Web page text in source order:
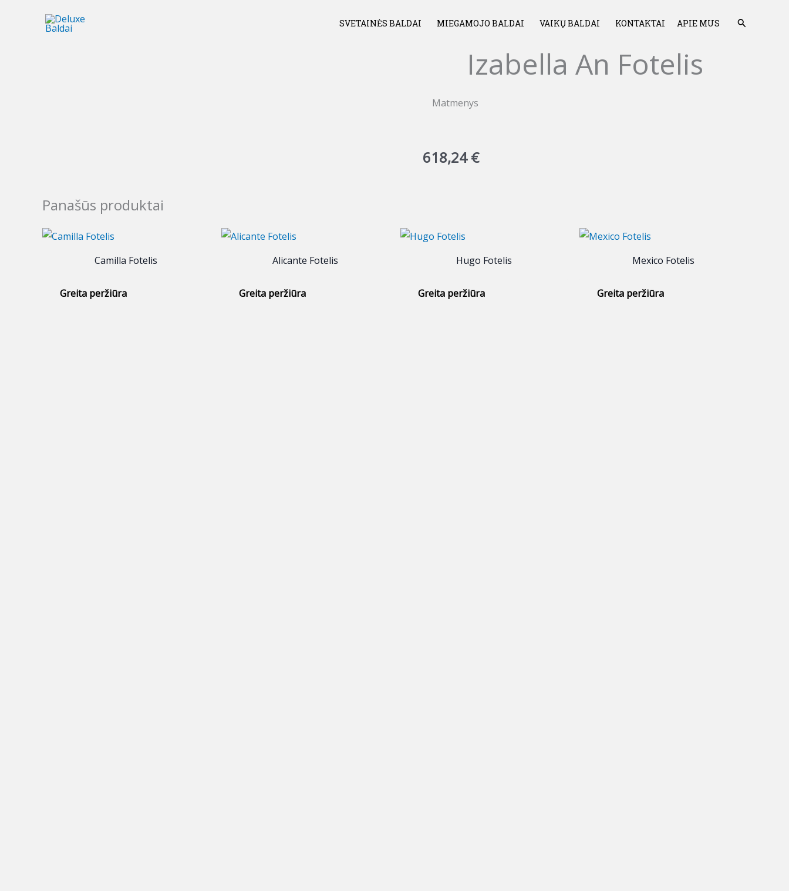
SVETAINĖS BALDAI MIEGAMOJO BALDAI VAIKŲ BALDAI KONTAKTAI APIE MUS Paieška
Izabella An Fotelis
Matmenys
618,24€
Panašūs produktai
Camilla Fotelis
Greita peržiūra
Alicante Fotelis
Greita peržiūra
Hugo Fotelis
Greita peržiūra
Mexico Fotelis
Greita peržiūra